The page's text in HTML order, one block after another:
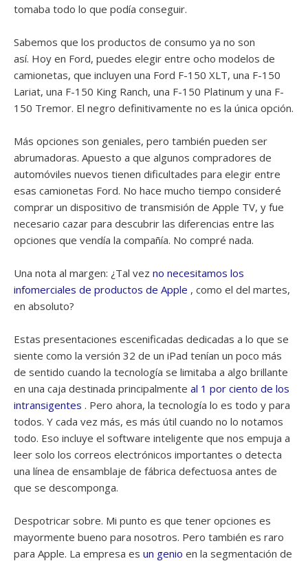
tomaba todo lo que podía conseguir.
Sabemos que los productos de consumo ya no son
así. Hoy en Ford, puedes elegir entre ocho modelos de
camionetas, que incluyen una Ford F-150 XLT, una F-150
Lariat, una F-150 King Ranch, una F-150 Platinum y una F-
150 Tremor. El negro definitivamente no es la única opción.
Más opciones son geniales, pero también pueden ser
abrumadoras. Apuesto a que algunos compradores de
automóviles nuevos tienen dificultades para elegir entre
esas camionetas Ford. No hace mucho tiempo consideré
comprar un dispositivo de transmisión de Apple TV, y fue
necesario cazar para descubrir las diferencias entre las
opciones que vendía la compañía. No compré nada.
Una nota al margen: ¿Tal vez no necesitamos los
infomerciales de productos de Apple , como el del martes,
en absoluto?
Estas presentaciones escenificadas dedicadas a lo que se
siente como la versión 32 de un iPad tenían un poco más
de sentido cuando la tecnología se limitaba a algo brillante
en una caja destinada principalmente al 1 por ciento de los
intransigentes . Pero ahora, la tecnología lo es todo y para
todos. Y cada vez más, es más útil cuando no lo notamos
todo. Eso incluye el software inteligente que nos empuja a
leer solo los correos electrónicos importantes o detecta
una línea de ensamblaje de fábrica defectuosa antes de
que se descomponga.
Despotricar sobre. Mi punto es que tener opciones es
mayormente bueno para nosotros. Pero también es raro
para Apple. La empresa es un genio en la segmentación de